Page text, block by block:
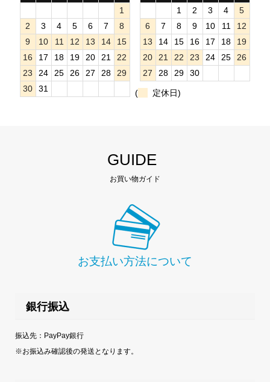
1
2
3 4 5 6 7
8
9
10 11 12 13 14
15
16
17 18 19 20 21
22
23
24 25 26 27 28
29
30
31
1
2 3 4
5
6
7 8 9 10 11
12
13
14 15 16 17 18
19
20
21 22 23 24 25
26
27
28 29 30
( 定休日)
GUIDE
お買い物ガイド
お支払い方法について
銀行振込
振込先：PayPay銀行
※お振込み確認後の発送となります。